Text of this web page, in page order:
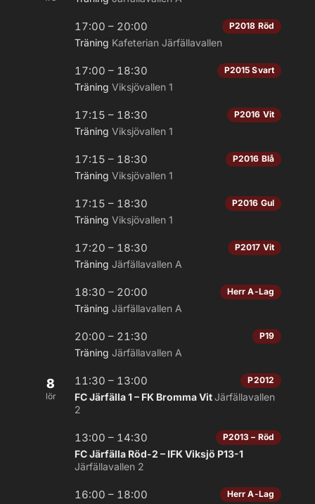
17:00 – 20:00 P2018 Röd
Träning Kafeterian Järfällavallen
17:00 – 18:30 P2015 Svart
Träning Viksjövallen 1
17:15 – 18:30 P2016 Vit
Träning Viksjövallen 1
17:15 – 18:30 P2016 Blå
Träning Viksjövallen 1
17:15 – 18:30 P2016 Gul
Träning Viksjövallen 1
17:20 – 18:30 P2017 Vit
Träning Järfällavallen A
18:30 – 20:00 Herr A-Lag
Träning Järfällavallen A
20:00 – 21:30 P19
Träning Järfällavallen A
8
lör
11:30 – 13:00 P2012
FC Järfälla 1 – FK Bromma VitJärfällavallen
2
13:00 – 14:30 P2013 – Röd
FC Järfälla Röd-2 – IFK Viksjö P13-1
Järfällavallen 2
16:00 – 18:00 Herr A-Lag